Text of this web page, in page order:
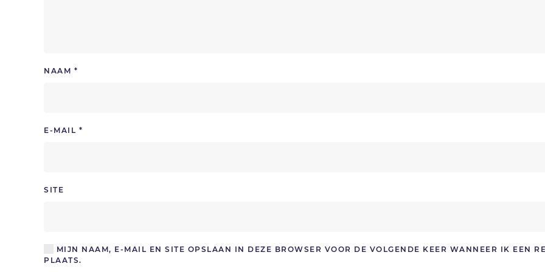
NAAM *
E-MAIL *
SITE
MIJN NAAM, E-MAIL EN SITE OPSLAAN IN DEZE BROWSER VOOR DE VOLGENDE KEER WANNEER IK EEN
PLAATS.